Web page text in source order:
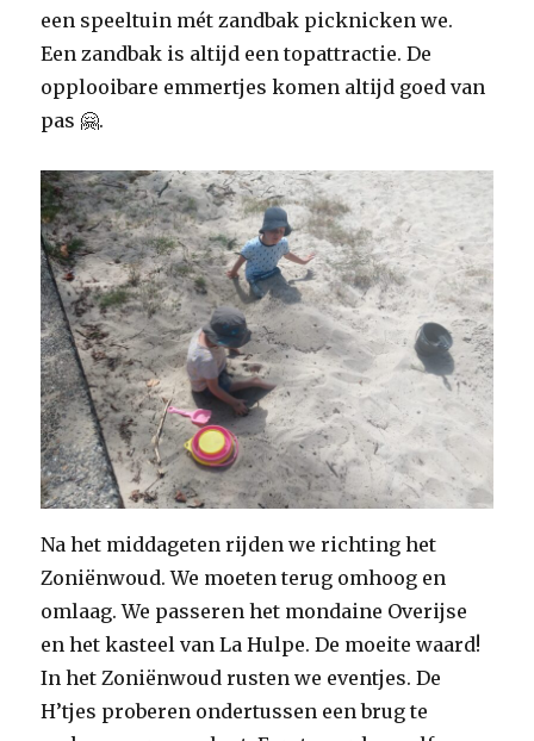
een speeltuin mét zandbak picknicken we.
Een zandbak is altijd een topattractie. De
opplooibare emmertjes komen altijd goed van
pas 🤗.
Na het middageten rijden we richting het
Zoniënwoud. We moeten terug omhoog en
omlaag. We passeren het mondaine Overijse
en het kasteel van La Hulpe. De moeite waard!
In het Zoniënwoud rusten we eventjes. De
H’tjes proberen ondertussen een brug te